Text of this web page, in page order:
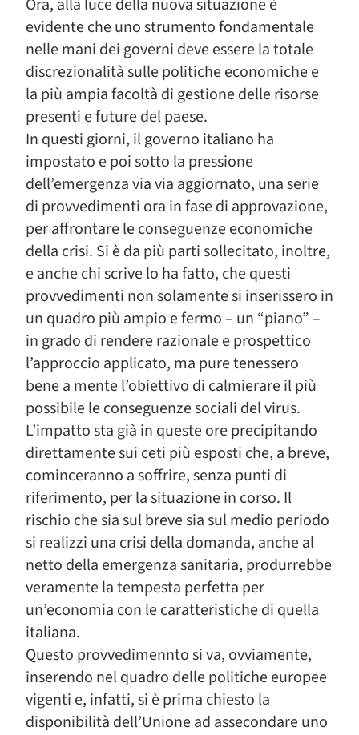
Ora, alla luce della nuova situazione è
evidente che uno strumento fondamentale
nelle mani dei governi deve essere la totale
discrezionalità sulle politiche economiche e
la più ampia facoltà di gestione delle risorse
presenti e future del paese.
In questi giorni, il governo italiano ha
impostato e poi sotto la pressione
dell’emergenza via via aggiornato, una serie
di provvedimenti ora in fase di approvazione,
per affrontare le conseguenze economiche
della crisi. Si è da più parti sollecitato, inoltre,
e anche chi scrive lo ha fatto, che questi
provvedimenti non solamente si inserissero in
un quadro più ampio e fermo – un “piano” –
in grado di rendere razionale e prospettico
l’approccio applicato, ma pure tenessero
bene a mente l’obiettivo di calmierare il più
possibile le conseguenze sociali del virus.
L’impatto sta già in queste ore precipitando
direttamente sui ceti più esposti che, a breve,
cominceranno a soffrire, senza punti di
riferimento, per la situazione in corso. Il
rischio che sia sul breve sia sul medio periodo
si realizzi una crisi della domanda, anche al
netto della emergenza sanitaria, produrrebbe
veramente la tempesta perfetta per
un’economia con le caratteristiche di quella
italiana.
Questo provvedimennto si va, ovviamente,
inserendo nel quadro delle politiche europee
vigenti e, infatti, si è prima chiesto la
disponibilità dell’Unione ad assecondare uno